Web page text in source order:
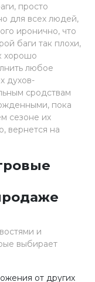
просто
для всех людей,
иронично, что
баги так плохи,
хорошо
любое
духов-
сродствам
пока
сезоне их
вернется на
и
выбирает
от других